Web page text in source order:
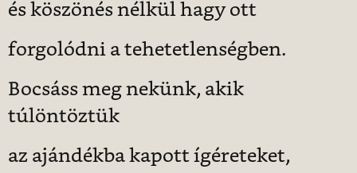
és köszönés nélkül hagy ott
forgolódni a tehetetlenségben.
Bocsáss meg nekünk, akik
túlöntöztük
az ajándékba kapott ígéreteket,